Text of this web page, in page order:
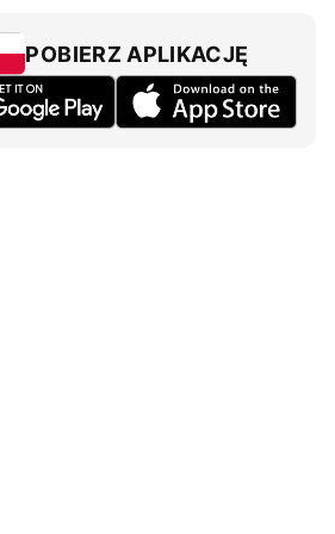
POBIERZ APLIKACJĘ